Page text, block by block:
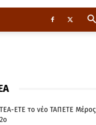
ΤΕΑ-ΕΤΕ το νέο ΤΑΠΕΤΕ Μέρος
2ο